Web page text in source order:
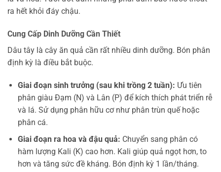
ra hết khỏi đáy chậu.
Cung Cấp Dinh Dưỡng Cần Thiết
Dâu tây là cây ăn quả cần rất nhiều dinh dưỡng. Bón phân
định kỳ là điều bắt buộc.
Giai đoạn sinh trưởng (sau khi trồng 2 tuần): Ưu tiên
phân giàu Đạm (N) và Lân (P) để kích thích phát triển rễ
và lá. Sử dụng phân hữu cơ như phân trùn quế hoặc
phân cá.
Giai đoạn ra hoa và đậu quả: Chuyển sang phân có
hàm lượng Kali (K) cao hơn. Kali giúp quả ngọt hơn, to
hơn và tăng sức đề kháng. Bón định kỳ 1 lần/tháng.